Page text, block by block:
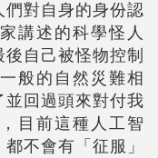
對自身的身份認
講述的科學怪人
後自己被怪物控制
般的自然災難相
並回過頭來對付我
目前這種人工智
不會有「征服」